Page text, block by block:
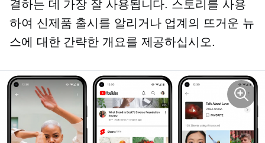
결하는 데 가장 잘 사용됩니다. 스토리를 사용
하여 신제품 출시를 알리거나 업계의 뜨거운 뉴
스에 대한 간략한 개요를 제공하십시오.